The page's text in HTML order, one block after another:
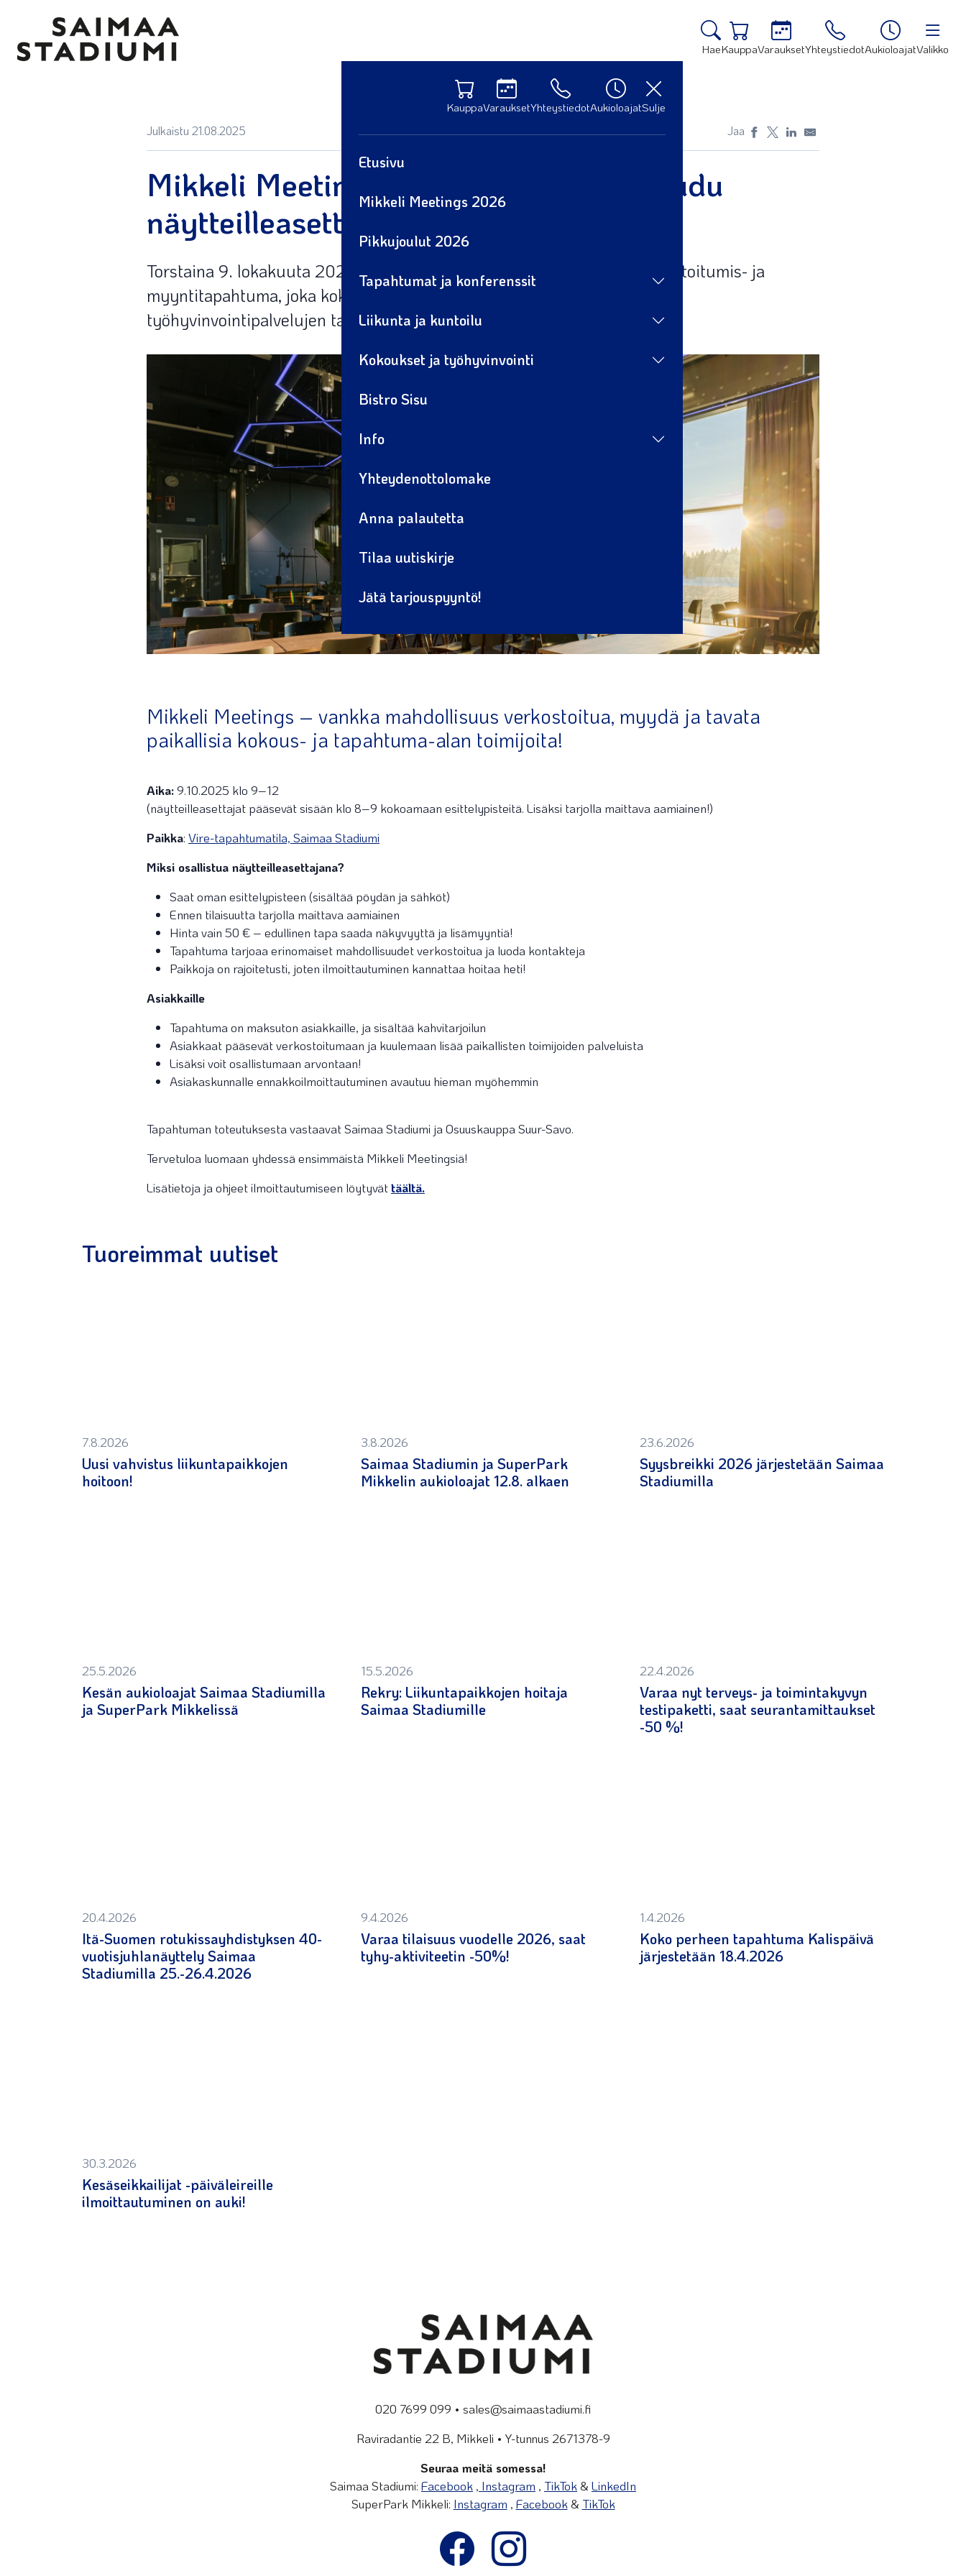
HaeKauppaVarauksetYhteystiedotAukioloajatValikko
KauppaVarauksetYhteystiedotAukioloajatSulje
Etusivu
Mikkeli Meetings 2026
Pikkujoulut 2026
Tapahtumat ja konferenssit
Liikunta ja kuntoilu
Kokoukset ja työhyvinvointi
Bistro Sisu
Info
Yhteydenottolomake
Anna palautetta
Tilaa uutiskirje
Jätä tarjouspyyntö!
Julkaistu 21.08.2025 Jaa
Mikkeli Meetings 9.10.2025 - ilmoittaudu
näytteilleasettajaksi!
Torstaina 9. lokakuuta 2025 järjestetään Mikkeli Meetings – uusi verkostoitumis- ja
myyntitapahtuma, joka kokoaa yhteen alueen kokous-, tapahtuma- ja
työhyvinvointipalvelujen tarjoajat !
Mikkeli Meetings – vankka mahdollisuus verkostoitua, myydä ja tavata
paikallisia kokous- ja tapahtuma-alan toimijoita!
Aika:9.10.2025 klo 9–12
(näytteilleasettajat pääsevät sisään klo 8–9 kokoamaan esittelypisteitä. Lisäksi tarjolla maittava aamiainen!)
Paikka: Vire-tapahtumatila, Saimaa Stadiumi
Miksi osallistua näytteilleasettajana?
Saat oman esittelypisteen (sisältää pöydän ja sähköt)
Ennen tilaisuutta tarjolla maittava aamiainen
Hinta vain 50 € – edullinen tapa saada näkyvyyttä ja lisämyyntiä!
Tapahtuma tarjoaa erinomaiset mahdollisuudet verkostoitua ja luoda kontakteja
Paikkoja on rajoitetusti, joten ilmoittautuminen kannattaa hoitaa heti!
Asiakkaille
Tapahtuma on maksuton asiakkaille, ja sisältää kahvitarjoilun
Asiakkaat pääsevät verkostoitumaan ja kuulemaan lisää paikallisten toimijoiden palveluista
Lisäksi voit osallistumaan arvontaan!
Asiakaskunnalle ennakkoilmoittautuminen avautuu hieman myöhemmin
Tapahtuman toteutuksesta vastaavat Saimaa Stadiumi ja Osuuskauppa Suur-Savo.
Tervetuloa luomaan yhdessä ensimmäistä Mikkeli Meetingsiä!
Lisätietoja ja ohjeet ilmoittautumiseen löytyvättäältä.
Tuoreimmat uutiset
7.8.2026
Uusi vahvistus liikuntapaikkojen
hoitoon!
3.8.2026
Saimaa Stadiumin ja SuperPark
Mikkelin aukioloajat 12.8. alkaen
23.6.2026
Syysbreikki 2026 järjestetään Saimaa
Stadiumilla
25.5.2026
Kesän aukioloajat Saimaa Stadiumilla
ja SuperPark Mikkelissä
15.5.2026
Rekry: Liikuntapaikkojen hoitaja
Saimaa Stadiumille
22.4.2026
Varaa nyt terveys- ja toimintakyvyn
testipaketti, saat seurantamittaukset
-50 %!
20.4.2026
Itä-Suomen rotukissayhdistyksen 40-
vuotisjuhlanäyttely Saimaa
Stadiumilla 25.-26.4.2026
9.4.2026
Varaa tilaisuus vuodelle 2026, saat
tyhy-aktiviteetin -50%!
1.4.2026
Koko perheen tapahtuma Kalispäivä
järjestetään 18.4.2026
30.3.2026
Kesäseikkailijat -päiväleireille
ilmoittautuminen on auki!
020 7699 099 • sales@saimaastadiumi.fi
Raviradantie 22 B, Mikkeli • Y-tunnus 2671378-9
Seuraa meitä somessa!
Saimaa Stadiumi: Facebook , Instagram , TikTok & LinkedIn
SuperPark Mikkeli: Instagram , Facebook & TikTok